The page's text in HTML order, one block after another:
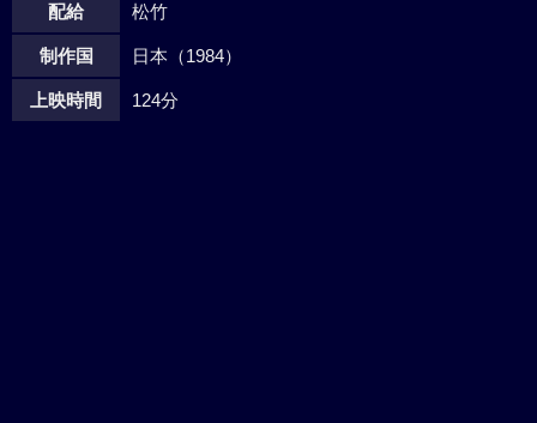
配給 松竹
制作国 日本（1984）
上映時間 124分